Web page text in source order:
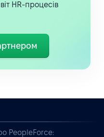
HR-процесів
PeopleForce: